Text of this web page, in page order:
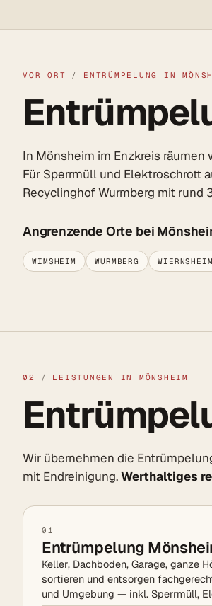
VOR ORT / ENTRÜMPELUNG IN
In Mönsheim im Enzkreis räumen
Für Sperrmüll und Elektroschrott
Recyclinghof Wurmberg mit rund
Angrenzende Orte bei
WIMSHEIM WURMBERG WIERNSHEIM
02 / LEISTUNGEN IN MÖNSHEIM
Wir übernehmen die
mit Endreinigung.Werthaltiges
01
Entrümpelung
Keller, Dachboden, Garage, ganze
sortieren und entsorgen
und Umgebung — inkl. Sperrmüll,